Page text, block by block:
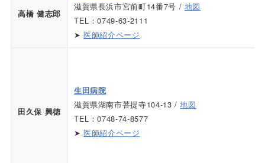
高橋 健志郎
滋賀県長浜市宮前町14番7号 / 地図
TEL：0749-63-2111
➤医師紹介ページ
田久保 興徳
生田病院
滋賀県湖南市菩提寺104-13 /地図
TEL：0748-74-8577
➤医師紹介ページ